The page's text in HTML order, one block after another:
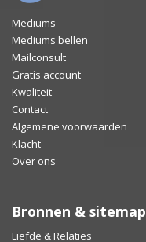
Mediums
Mediums bellen
Mailconsult
Gratis account
Kwaliteit
Contact
Algemene voorwaarden
Klacht
Over ons
Bronnen & sitemap
Liefde & Relaties